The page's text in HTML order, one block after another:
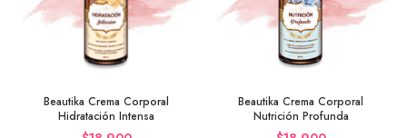
Beautika Crema Corporal
Hidratación Intensa
Beautika Crema Corporal
Nutrición Profunda